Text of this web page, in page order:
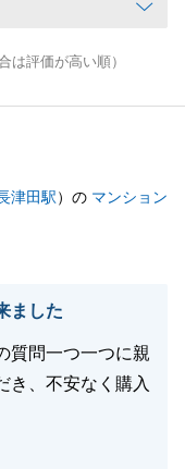
は評価が高い順）
津田駅）の マンション
ました
質問一つ一つに親
き、不安なく購入